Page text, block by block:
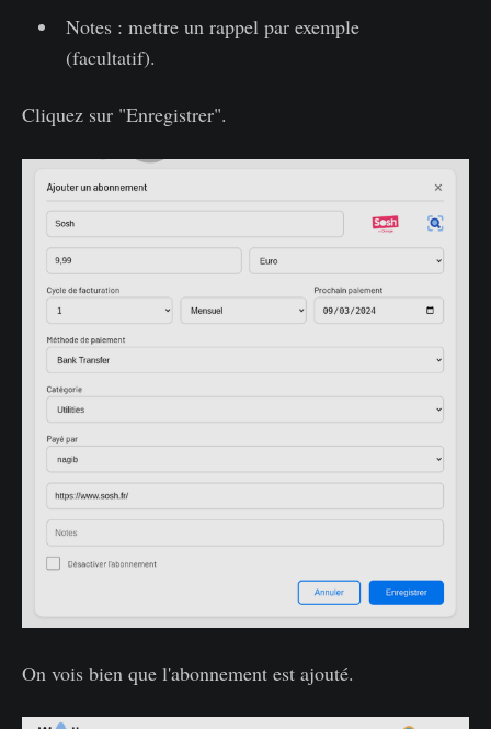
Notes : mettre un rappel par exemple
(facultatif).
Cliquez sur "Enregistrer".
On vois bien que l'abonnement est ajouté.